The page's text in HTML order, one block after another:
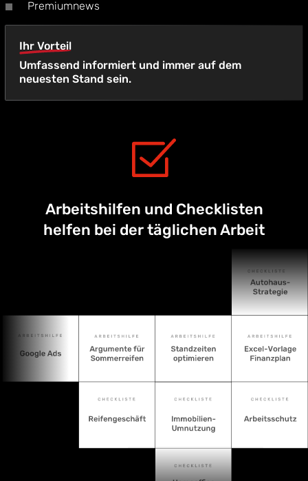
Premiumnews
Ihr Vorteil
Umfassend informiert und immer auf dem
neuesten Stand sein.
Arbeitshilfen und Checklisten
helfen bei der täglichen Arbeit